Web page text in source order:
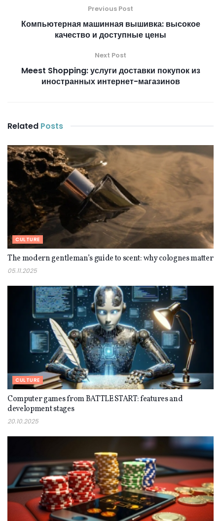
Previous Post
Компьютерная машинная вышивка: высокое
качество и доступные цены
Next Post
Meest Shopping: услуги доставки покупок из
иностранных интернет-магазинов
Related Posts
CULTURE
The modern gentleman’s guide to scent: why colognes matter
05.11.2025
CULTURE
Computer games from BATTLE START: features and
development stages
20.10.2025